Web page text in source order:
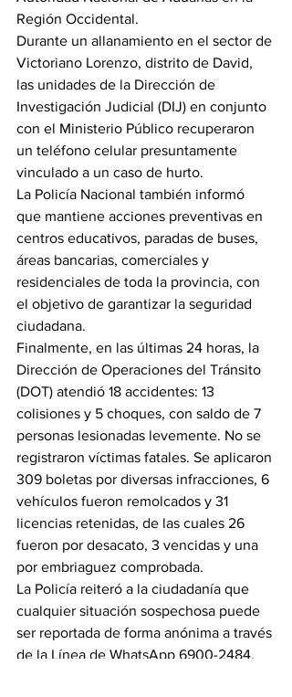
Región Occidental.
Durante un allanamiento en el sector de
Victoriano Lorenzo, distrito de David,
las unidades de la Dirección de
Investigación Judicial (DIJ) en conjunto
con el Ministerio Público recuperaron
un teléfono celular presuntamente
vinculado a un caso de hurto.
La Policía Nacional también informó
que mantiene acciones preventivas en
centros educativos, paradas de buses,
áreas bancarias, comerciales y
residenciales de toda la provincia, con
el objetivo de garantizar la seguridad
ciudadana.
Finalmente, en las últimas 24 horas, la
Dirección de Operaciones del Tránsito
(DOT) atendió 18 accidentes: 13
colisiones y 5 choques, con saldo de 7
personas lesionadas levemente. No se
registraron víctimas fatales. Se aplicaron
309 boletas por diversas infracciones, 6
vehículos fueron remolcados y 31
licencias retenidas, de las cuales 26
fueron por desacato, 3 vencidas y una
por embriaguez comprobada.
La Policía reiteró a la ciudadanía que
cualquier situación sospechosa puede
ser reportada de forma anónima a través
de la Línea de WhatsApp 6900-2484,